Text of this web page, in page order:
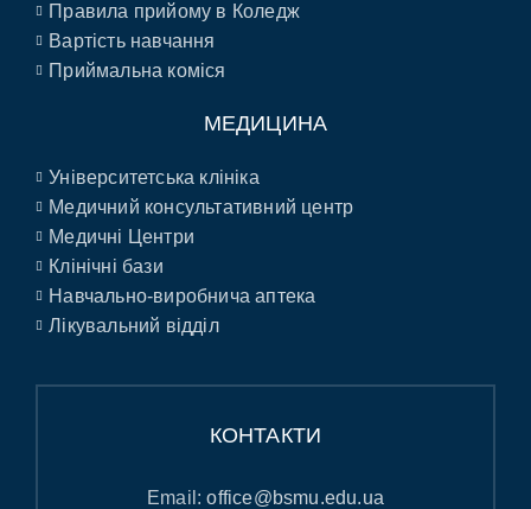
Правила прийому в Коледж
Вартість навчання
Приймальна коміся
МЕДИЦИНА
Університетська клініка
Медичний консультативний центр
Медичні Центри
Клінічні бази
Навчально-виробнича аптека
Лікувальний відділ
КОНТАКТИ
Email:office@bsmu.edu.ua